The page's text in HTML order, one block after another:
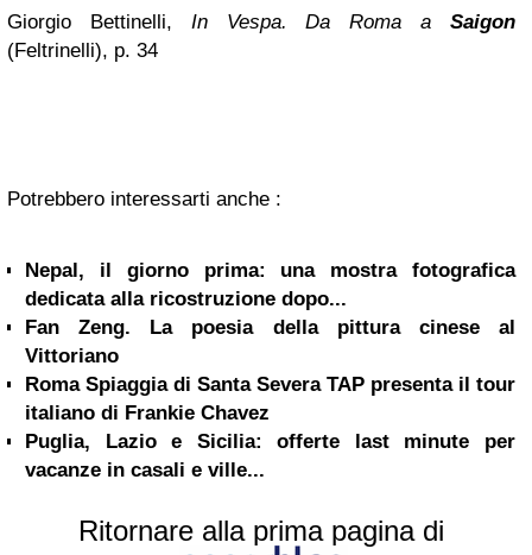
Giorgio Bettinelli, In Vespa. Da Roma aSaigon
(Feltrinelli), p. 34
Potrebbero interessarti anche :
Nepal, il giorno prima: una mostra fotografica
dedicata alla ricostruzione dopo...
Fan Zeng. La poesia della pittura cinese al
Vittoriano
Roma Spiaggia di Santa Severa TAP presenta il tour
italiano di Frankie Chavez
Puglia, Lazio e Sicilia: offerte last minute per
vacanze in casali e ville...
Ritornare alla prima pagina di